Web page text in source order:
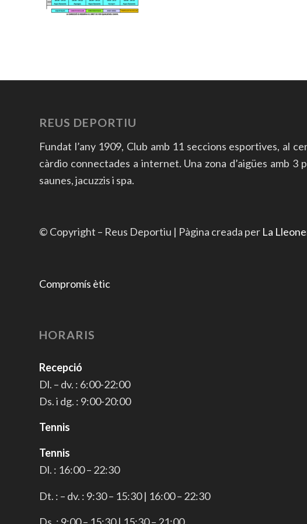
REUS DEPORTIU
Fundat l’any 1909, Club amb 11 seccions esportives, al
càrdio connectades a internet. Una zona d’aigües amb
saunes, jacuzzis i spa.
© Copyright – Reus Deportiu | Pàgina creada per La
Compromís ètic
HORARIS
Recepció
Dl. – dv. : 6:00-22:00
Ds. i dg. : 9:00-20:00
Tennis
Tennis
Dl. : 16:00 – 22:30
Dt. : – dv. : 9:30 – 15:30 | 16:00 – 22:30